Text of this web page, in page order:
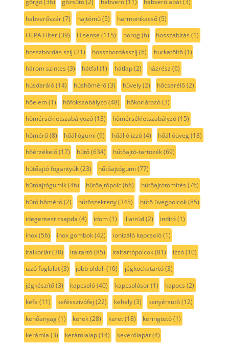
görgő(36) gőzsütő(2) habverő(11) habverőlapát(3)
habverőszár(7) hajtómű(5) harmonikacső(5)
HEPA Filter(39) Hisense (115) horog(6) hosszabítás (1)
hosszbordás szíj (21) hosszbordásszíj (6) hurkatöltő(1)
három szintes (3) hátfal (1) hátlap(2) házrész (6)
húsdaráló(14) húshőmérő(3) hüvely(2) hőcserélő(2)
hőelem(1) hőfokszabályzó(48) hőkorlátozó(3)
hőmérsékletszabályozó(13) hőmérsékletszabályzó(15)
hőmérő(8) hőállógumi (9) hőálló izzó(4) hőállóüveg(18)
hőérzékelő(17) hűtő(634) hűtőajtó-tartozék(69)
hűtőajtó fogantyúk(23) hűtőajtógumi (77)
hűtőajtógumik(46) hűtőajtópolc(66) hűtőajtótömítés (76)
hűtő hőmérő(2) hűtőszekrény(345) hűtő üvegpolcok(85)
idegentest csapda (4) idom(1) illatrúd(2) indító(1)
inox(56) inox gombok(42) ionizáló kapcsoló(1)
italkorlát(38) italtartó(85) italtartópolcok(81) izzó(10)
izzó foglalat(3) jobb oldali (10) jégkockatartó(3)
jégkészítő(3) kapcsoló(40) kapcsolósor(1) kapocs (2)
kefe (11) kefésszívófej (22) kehely(3) kenyérsütő(12)
kenőanyag(1) kerek(28) keret(18) keringtető(1)
kerámia (3) kerámialap(14) keverőlapát(4)